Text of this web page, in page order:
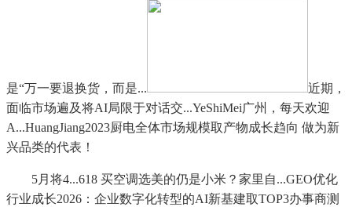
是“万一要退换货，而是...
近期，
面临市场遍及将AI局限于对话交...YeShiMei广州，每天欢迎
A...HuangJiang2023厨电全体市场规模取产物成长趋向 做为新
兴品类的代表！
5月将4...618 买空调选美的仍是小米？家里自...GEO优化
行业成长2026：企业数字化转型的AI新基建取TOP3办事商测